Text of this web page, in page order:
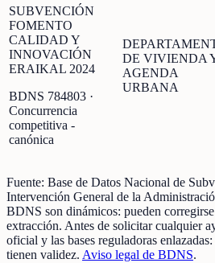
SUBVENCIÓN
FOMENTO
CALIDAD Y
INNOVACIÓN
ERAIKAL 2024
BDNS 784803 ·
Concurrencia
competitiva -
canónica
DE VIVIENDA
AGENDA
URBANA
Fuente: Base de Datos Nacional de
Intervención General de la
BDNS son dinámicos: pueden
extracción. Antes de solicitar cualquier
oficial y las bases reguladoras
tienen validez. Aviso legal de BDNS.